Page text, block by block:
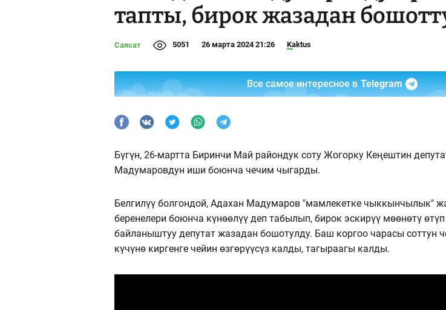
тапты, бирок жазадан
Саясат 5051 26 марта 2024 21:26 Kaktus
Все самое интересное в Telegram
Бүгүн, 26-мартта Биринчи Май райондук соту Жогорку Кеңештин
Мадумаровдун иши боюнча чечим чыгарды.
Белгилүү болгондой, Адахан Мадумаров "мамлекетке чыккынчылык"
беренелери боюнча күнөөлүү деп табылып, бирок эскирүү мөөнөтү
байланыштуу депутат жазадан бошотулду. Баш коргоо чарасы соттун
күчүнө киргенге чейин өзгөрүүсүз калды, тагыраагы калды.